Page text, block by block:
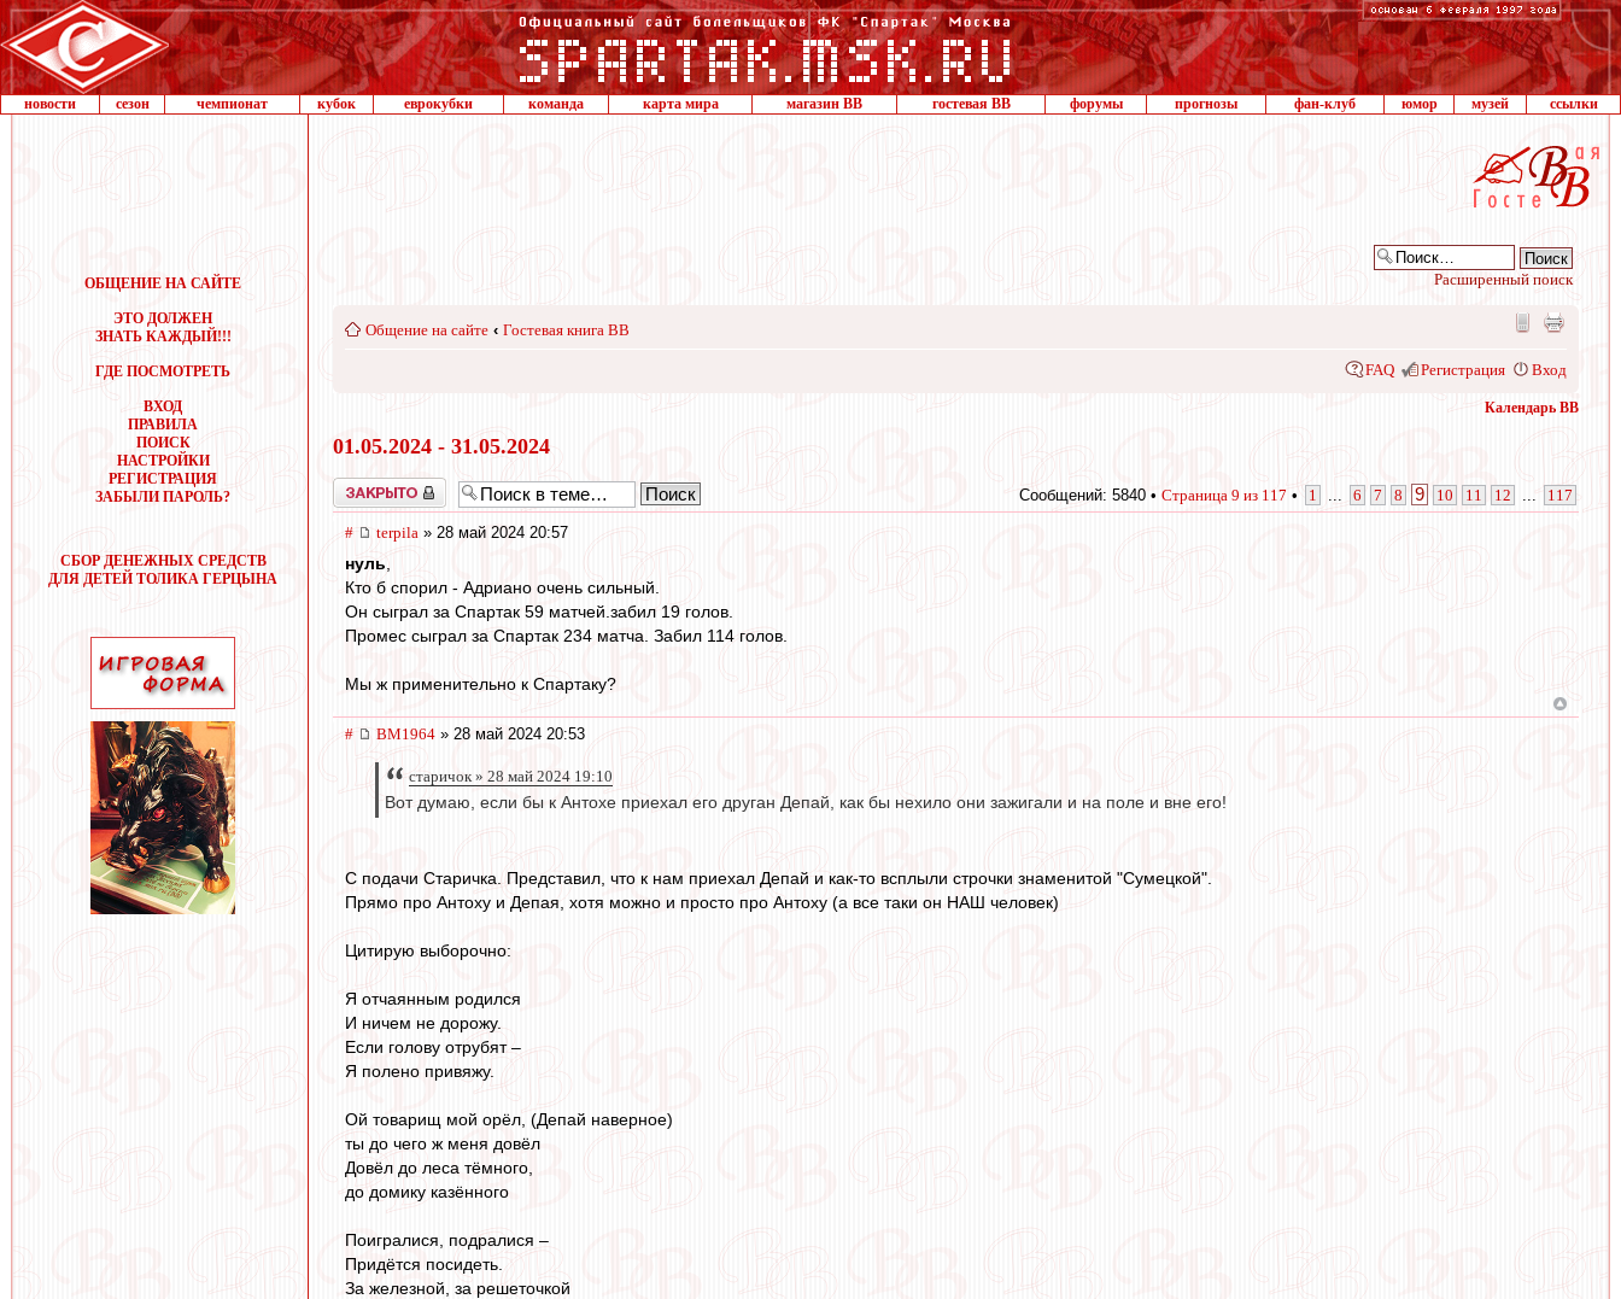
новости сезон чемпионат кубок еврокубки команда карта мира магазин ВВ гостевая ВВ форумы прогнозы фан-клуб юмор музей ссылки
ОБЩЕНИЕ НА САЙТЕ
ЭТО ДОЛЖЕН
ЗНАТЬ КАЖДЫЙ!!!
ГДЕ ПОСМОТРЕТЬ
ВХОД
ПРАВИЛА
ПОИСК
НАСТРОЙКИ
РЕГИСТРАЦИЯ
ЗАБЫЛИ ПАРОЛЬ?
СБОР ДЕНЕЖНЫХ СРЕДСТВ
ДЛЯ ДЕТЕЙ ТОЛИКА ГЕРЦЫНА
Расширенный поиск
Общение на сайте ‹ Гостевая книга ВВ
FAQ Регистрация Вход
Календарь ВВ
01.05.2024 - 31.05.2024
Закрыто Сообщений: 5840 • Страница 9 из 117 • 1 6 7 8 9 10 11 12 117
# terpila » 28 май 2024 20:57
нуль,
Кто б спорил - Адриано очень сильный.
Он сыграл за Спартак 59 матчей.забил 19 голов.
Промес сыграл за Спартак 234 матча. Забил 114 голов.
Мы ж применительно к Спартаку?
# BM1964 » 28 май 2024 20:53
старичок » 28 май 2024 19:10
Вот думаю, если бы к Антохе приехал его друган Депай, как бы нехило они зажигали и на поле и вне его!
С подачи Старичка. Представил, что к нам приехал Депай и как-то всплыли строчки знаменитой "Сумецкой".
Прямо про Антоху и Депая, хотя можно и просто про Антоху (а все таки он НАШ человек)
Цитирую выборочно:
Я отчаянным родился
И ничем не дорожу.
Если голову отрубят –
Я полено привяжу.
Ой товарищ мой орёл, (Депай наверное)
ты до чего ж меня довёл
Довёл до леса тёмного,
до домику казённого
Поигралися, подралися –
Придётся посидеть.
За железной, за решеточкой